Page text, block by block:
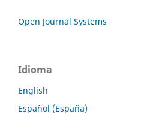
Open Journal Systems
Idioma
English
Español (España)